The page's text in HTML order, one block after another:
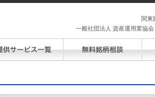
関東
一般社団法人 資産運用業協